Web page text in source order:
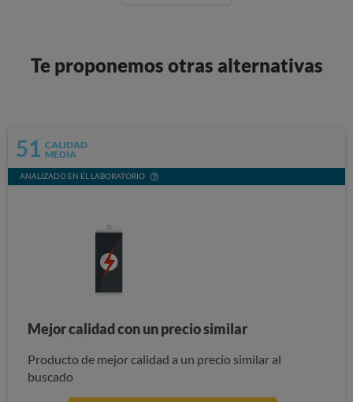
Te proponemos otras alternativas
51 CALIDAD
MEDIA
ANALIZADO EN EL LABORATORIO
Mejor calidad con un precio similar
Producto de mejor calidad a un precio similar al
buscado